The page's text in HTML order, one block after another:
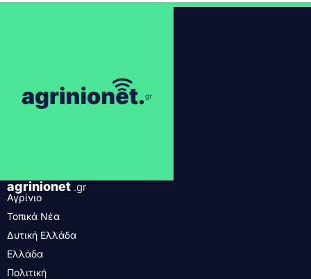
agrinionet .gr
Αγρίνιο
Τοπικά Νέα
Δυτική Ελλάδα
Ελλάδα
Πολιτική